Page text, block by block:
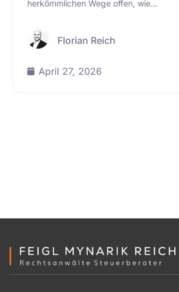
herkömmlichen Wege offen, wie...
Florian Reich
April 27, 2026